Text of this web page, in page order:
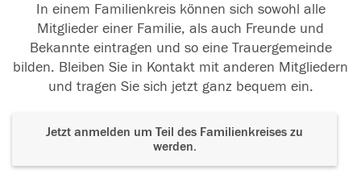
In einem Familienkreis können sich sowohl alle
Mitglieder einer Familie, als auch Freunde und
Bekannte eintragen und so eine Trauergemeinde
bilden. Bleiben Sie in Kontakt mit anderen Mitgliedern
und tragen Sie sich jetzt ganz bequem ein.
Jetzt anmelden um Teil des Familienkreises zu
werden.